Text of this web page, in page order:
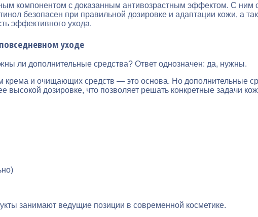
компонентом с доказанным антивозрастным эффектом. С ним
безопасен при правильной дозировке и адаптации кожи, а
эффективного ухода.
уходе
ли дополнительные средства? Ответ однозначен: да, нужны.
крема и очищающих средств — это основа. Но дополнительные
высокой дозировке, что позволяет решать конкретные задачи
занимают ведущие позиции в современной косметике.